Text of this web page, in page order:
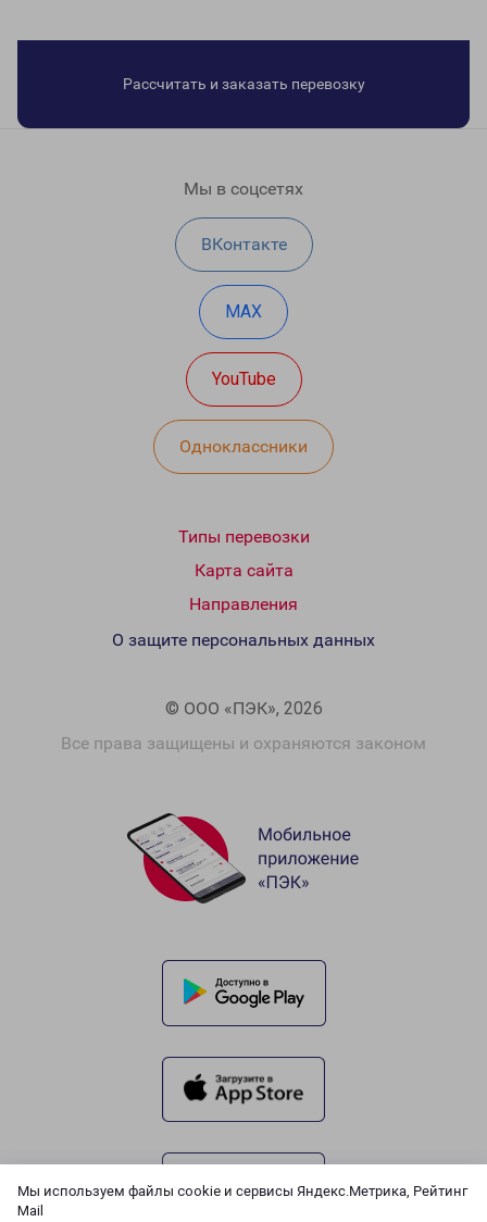
Мы используем файлы cookie и сервисы Яндекс.Метрика, Рейтинг
Mail
Рассчитать и заказать перевозку
Мы в соцсетях
ВКонтакте
MAX
YouTube
Одноклассники
Типы перевозки
Карта сайта
Направления
© ООО «ПЭК», 2026
Все права защищены и охраняются законом
О защите персональных данных